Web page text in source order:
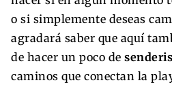
o si simplemente deseas
agradará saber que aquí
de hacer un poco de
caminos que conectan la